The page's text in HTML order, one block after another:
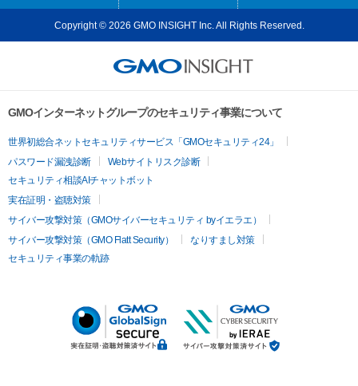
Copyright © 2026 GMO INSIGHT Inc. All Rights Reserved.
GMOインターネットグループのセキュリティ事業について
世界初総合ネットセキュリティサービス「GMOセキュリティ24」
パスワード漏洩診断
Webサイトリスク診断
セキュリティ相談AIチャットボット
実在証明・盗聴対策
サイバー攻撃対策（GMOサイバーセキュリティ byイエラエ）
サイバー攻撃対策（GMO Flatt Security）
なりすまし対策
セキュリティ事業の軌跡